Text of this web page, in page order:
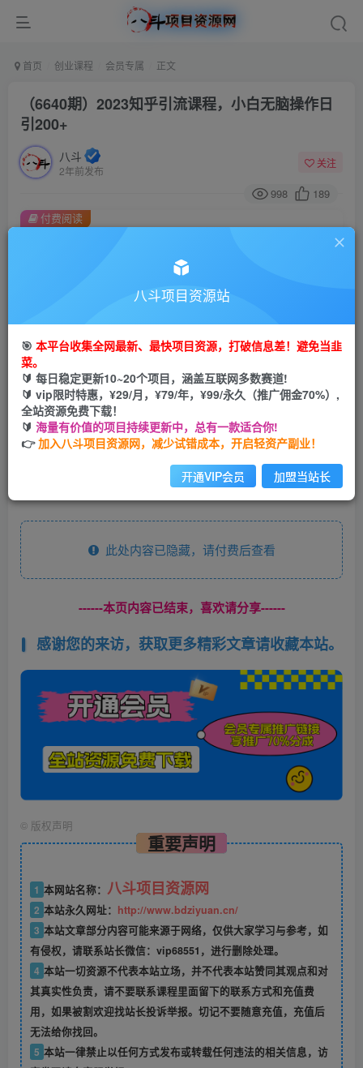
首页 创业课程 会员专属 正文
（6640期）2023知乎引流课程，小白无脑操作日
引200+
八斗
2年前发布
关注
998 189
此内容为付费阅读，请付费后查看
会员专属资源
您暂无购买权限，请先开通会员
开通会员
付费阅读
课程内容：1.知乎引流概括2.如何快速提高账号权重3.知乎问
题选择4.知乎问答模板5.知乎引流触点及结语
此处内容已隐藏，请付费后查看
------本页内容已结束，喜欢请分享------
感谢您的来访，获取更多精彩文章请收藏本站。
© 版权声明
重要声明
1 本网站名称： 八斗项目资源网
2 本站永久网址： http://www.bdziyuan.cn/
3 本站文章部分内容可能来源于网络，仅供大家学习与参考，如
有侵权，请联系站长微信：vip68551，进行删除处理。
4 本站一切资源不代表本站立场，并不代表本站赞同其观点和对
其真实性负责，请不要联系课程里面留下的联系方式和充值费
用，如果被割欢迎找站长投诉举报。切记不要随意充值，充值后
无法给你找回。
5 本站一律禁止以任何方式发布或转载任何违法的相关信息，访
八斗项目资源站
🎯 本平台收集全网最新、最快项目资源，打破信息差！避免当韭
菜。
🔰 每日稳定更新10~20个项目，涵盖互联网多数赛道!
🔰 vip限时特惠，¥29/月，¥79/年，¥99/永久（推广佣金70%）,
全站资源免费下载！
🔰 海量有价值的项目持续更新中，总有一款适合你!
👉加入八斗项目资源网，减少试错成本，开启轻资产副业！
开通VIP会员 加盟当站长